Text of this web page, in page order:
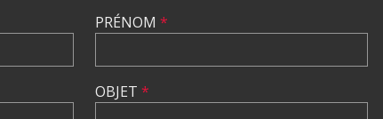
PRÉNOM *
OBJET *